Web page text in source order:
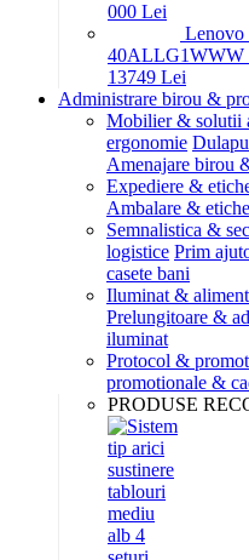
000 Lei
Lenovo
40ALLG1WWW
13749 Lei
Administrare birou &
Mobilier & solutii
ergonomie
Amenajare birou
Expediere &
Ambalare &
Semnalistica &
logistice Prim
casete bani
Iluminat &
Prelungitoare &
iluminat
Protocol &
promotionale &
PRODUSE